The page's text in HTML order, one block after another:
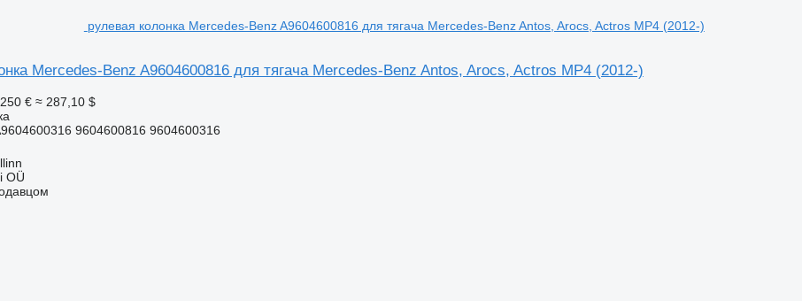
рулевая колонка Mercedes-Benz A9604600816 для тягача Mercedes-Benz Antos, Arocs, Actros MP4 (2012-)
Mercedes-Benz A9604600816 для тягача Mercedes-Benz Antos, Arocs, Actros MP4 (2012-)
250 € ≈ 287,10 $
9604600816 9604600316
OÜ